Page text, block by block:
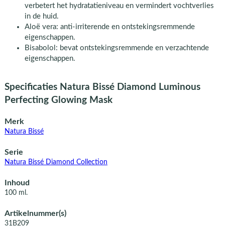
verbetert het hydratatieniveau en vermindert vochtverlies
in de huid.
Aloë vera: anti-irriterende en ontstekingsremmende
eigenschappen.
Bisabolol: bevat ontstekingsremmende en verzachtende
eigenschappen.
Specificaties Natura Bissé Diamond Luminous
Perfecting Glowing Mask
Merk
Natura Bissé
Serie
Natura Bissé Diamond Collection
Inhoud
100 ml.
Artikelnummer(s)
31B209